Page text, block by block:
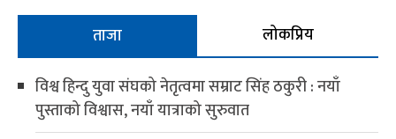
ताजा
लोकप्रिय
विश्व हिन्दु युवा संघको नेतृत्वमा सम्राट सिंह ठकुरी : नयाँ
पुस्ताको विश्वास, नयाँ यात्राको सुरुवात